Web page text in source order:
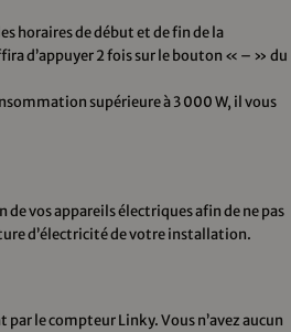
horaires de début et de fin de la
d’appuyer 2 fois sur le bouton « – » du
supérieure à 3 000 W, il vous
vos appareils électriques afin de ne pas
d’électricité de votre installation.
le compteur Linky. Vous n’avez aucun